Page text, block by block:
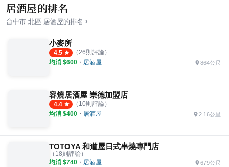
居酒屋的排名
台中市 北區 居酒屋的排名 ›
小麥所
4.5 （26則評論）
均消 $600 ・ 居酒屋 864公尺
容燒居酒屋 崇德加盟店
4.4 （ 10則評論）
均消 $400 ・ 居酒屋 2.16公里
TOTOYA 和道屋日式串燒專門店
（ 18則評論）
均消 $740 ・ 居酒屋 679公尺